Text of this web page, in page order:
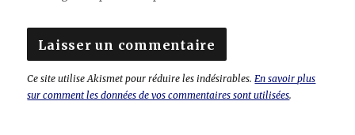
Ce site utilise Akismet pour réduire les indésirables.En savoir plus
sur comment les données de vos commentaires sont utilisées.